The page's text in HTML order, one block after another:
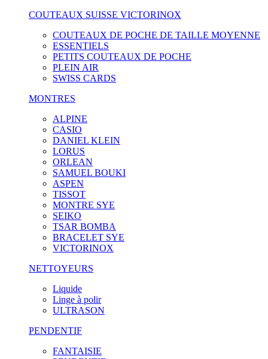
COUTEAUX SUISSE VICTORINOX
COUTEAUX DE POCHE DE TAILLE MOYENNE
ESSENTIELS
PETITS COUTEAUX DE POCHE
PLEIN AIR
SWISS CARDS
MONTRES
ALPINE
CASIO
DANIEL KLEIN
LORUS
ORLEAN
SAMUEL BOUKI
ASPEN
TISSOT
MONTRE SYE
SEIKO
TSAR BOMBA
BRACELET SYE
VICTORINOX
NETTOYEURS
Liquide
Linge à polir
ULTRASON
PENDENTIF
FANTAISIE